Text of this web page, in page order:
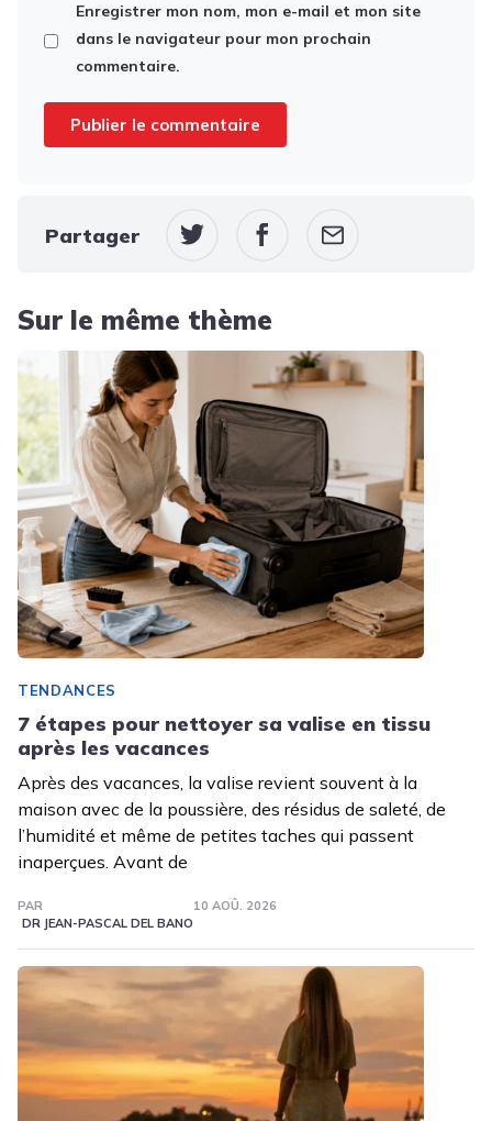
Enregistrer mon nom, mon e-mail et mon site
dans le navigateur pour mon prochain
commentaire.
Partager
Sur le même thème
TENDANCES
7 étapes pour nettoyer sa valise en tissu
après les vacances
Après des vacances, la valise revient souvent à la
maison avec de la poussière, des résidus de saleté, de
l’humidité et même de petites taches qui passent
inaperçues. Avant de
PAR
DR JEAN-PASCAL DEL BANO
10 AOÛ. 2026